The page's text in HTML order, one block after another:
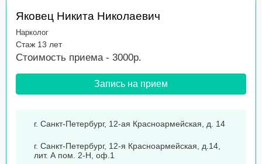
Яковец Никита Николаевич
Нарколог
Стаж 13 лет
Стоимость приема - 3000р.
Запись на прием
г. Санкт-Петербург, 12-ая Красноармейская, д. 14
г. Санкт-Петербург, 12-я Красноармейская, д.14,
лит. А пом. 2-Н, оф.1